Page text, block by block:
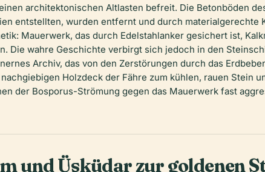
architektonischen Altlasten befreit. Die Betonböden
entstellten, wurden entfernt und durch materialgerechte
Mauerwerk, das durch Edelstahlanker gesichert ist,
Die wahre Geschichte verbirgt sich jedoch in den
Archiv, das von den Zerstörungen durch das
Holzdeck der Fähre zum kühlen, rauen Stein
der Bosporus-Strömung gegen das Mauerwerk fast
und Üsküdar zur goldenen